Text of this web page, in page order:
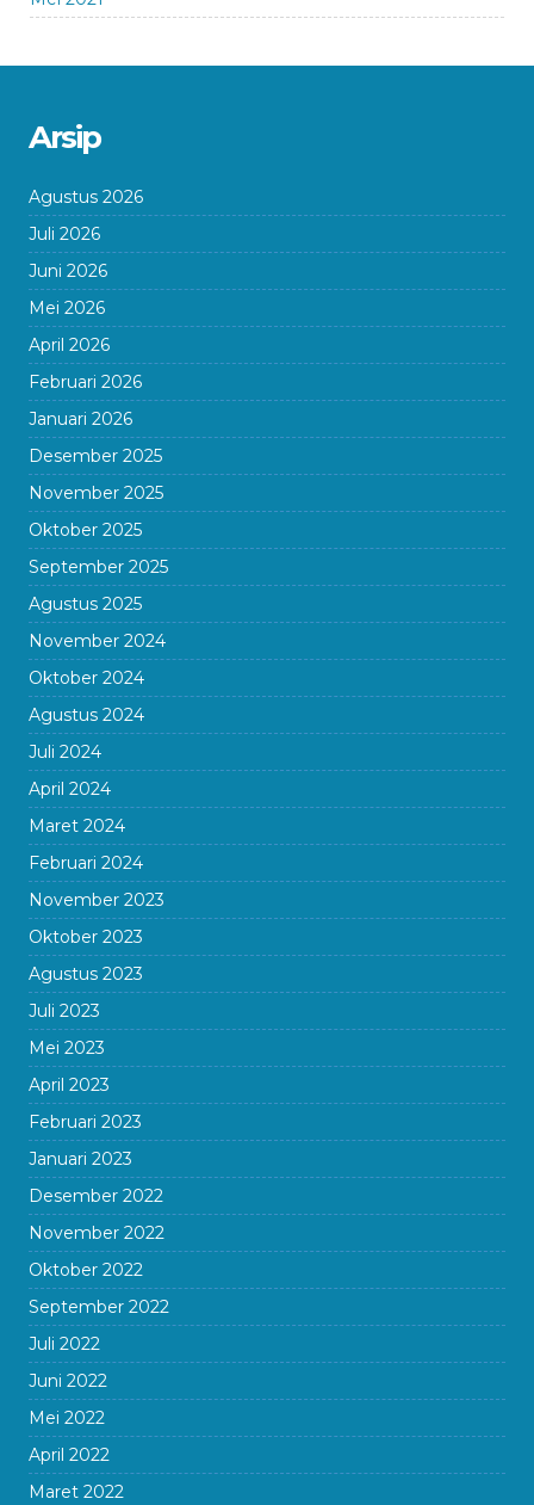
Arsip
Agustus 2026
Juli 2026
Juni 2026
Mei 2026
April 2026
Februari 2026
Januari 2026
Desember 2025
November 2025
Oktober 2025
September 2025
Agustus 2025
November 2024
Oktober 2024
Agustus 2024
Juli 2024
April 2024
Maret 2024
Februari 2024
November 2023
Oktober 2023
Agustus 2023
Juli 2023
Mei 2023
April 2023
Februari 2023
Januari 2023
Desember 2022
November 2022
Oktober 2022
September 2022
Juli 2022
Juni 2022
Mei 2022
April 2022
Maret 2022